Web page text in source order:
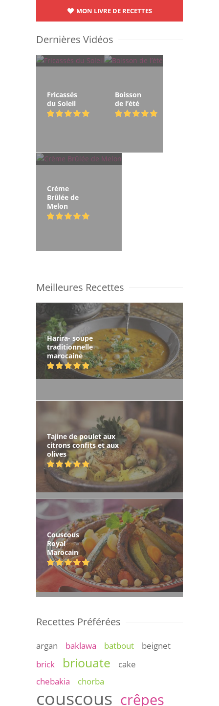
MON LIVRE DE RECETTES
Dernières Vidéos
Fricassés
du Soleil
Boisson
de l’été
Crème
Brûlée de
Melon
Meilleures Recettes
Harira- soupe
traditionnelle
marocaine
Tajine de poulet aux
citrons confits et aux
olives
Couscous
Royal
Marocain
Recettes Préférées
argan baklawa batbout
beignet
brick
briouate
cake
chebakia
chorba
couscous crêpes